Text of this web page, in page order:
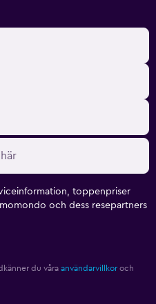
toppenpriser
och dess resepartners
du våra användarvillkor och